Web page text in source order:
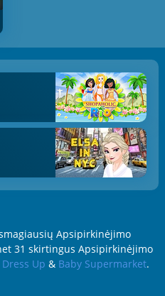
Apsipirkinėjimo
31 skirtingus Apsipirkinėjimo
Up & Baby Supermarket.